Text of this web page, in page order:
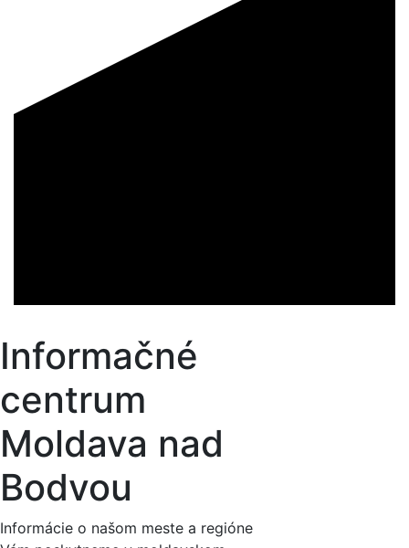
Informačné
centrum
Moldava nad
Bodvou
Informácie o našom meste a regióne